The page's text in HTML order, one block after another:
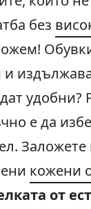
без
и
удобни?
е да
Заложете
кожени
от